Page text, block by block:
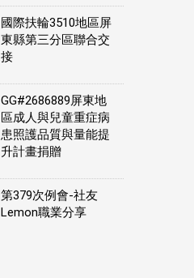
國際扶輪3510地區屏
東縣第三分區聯合交
接
GG#2686889屏東地
區成人與兒童重症病
患照護品質與量能提
升計畫捐贈
第379次例會-社友
Lemon職業分享